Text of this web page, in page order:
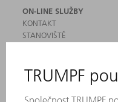
ON-LINE SLUŽBY
KONTAKT
STANOVIŠTĚ
MYTRUMPF
BEZPEČNOSTNÍ LISTY
PRODUKTY